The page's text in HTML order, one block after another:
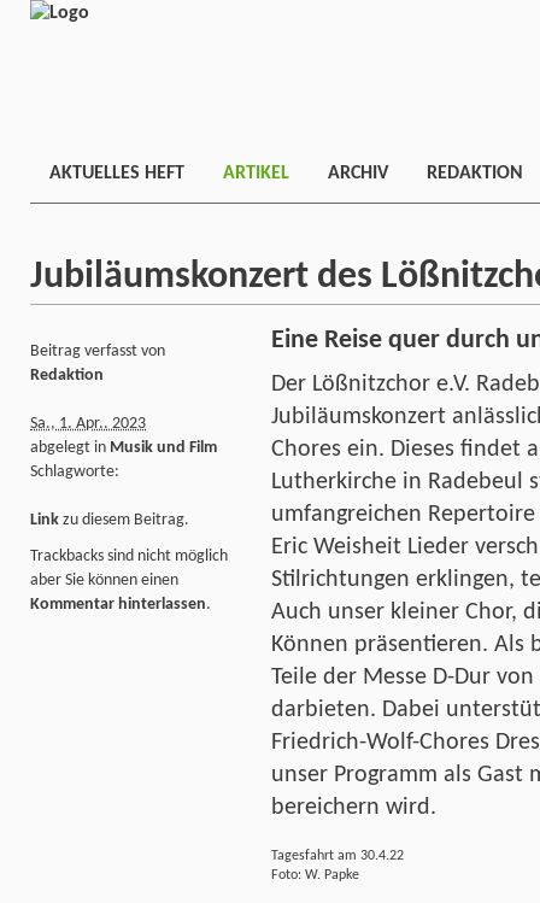
AKTUELLES HEFT ARTIKEL ARCHIV REDAKTION
Jubiläumskonzert des
Eine Reise quer durch
Der Lößnitzchor e.V.
Jubiläumskonzert
Chores ein. Dieses findet
Lutherkirche in Radebeul
umfangreichen
Eric Weisheit Lieder
Stilrichtungen erklingen,
Auch unser kleiner Chor,
Können präsentieren. Als
Teile der Messe D-Dur
darbieten. Dabei
Friedrich-Wolf-Chores
unser Programm als Gast
bereichern wird.
Tagesfahrt am 30.4.22
Foto: W. Papke
Beitrag verfasst von
Redaktion
Sa., 1. Apr.. 2023
abgelegt in Musik und Film
Schlagworte:
Link zu diesem Beitrag.
Trackbacks sind nicht möglich
aber Sie können einen
Kommentar hinterlassen.